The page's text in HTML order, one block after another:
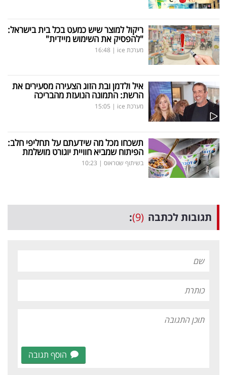
ריקול למוצר שיש כמעט בכל בית בישראל:
"להפסיק את השימוש מיידית"
מערכת ice |
16:48
איל ולדמן ובת הזוג הצעירה מסעירים את
הרשת: התמונה הנועזת מהבריכה
מערכת ice |
15:05
תשכחו מכל מה שידעתם על תחליפי חלב:
הפיתוח שמביא חוויית יוגורט מושלמת
בשיתוף שטראוס |
10:23
תגובות לכתבה (9)
:
הוסף תגובה